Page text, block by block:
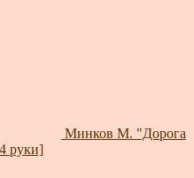
Минков М. "Дорога
руки]